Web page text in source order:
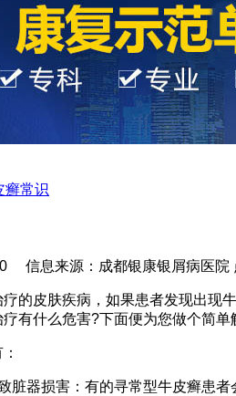
癣常识
信息来源：成都银康银屑病医院
的皮肤疾病，如果患者发现出现
有什么危害?下面便为您做个简单
脏器损害：有的寻常型牛皮癣患